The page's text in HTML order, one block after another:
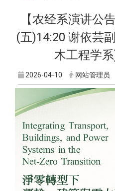
【农经系演讲公
(五)14:20 谢依芸
木工程学
2026-04-10 网站管理员